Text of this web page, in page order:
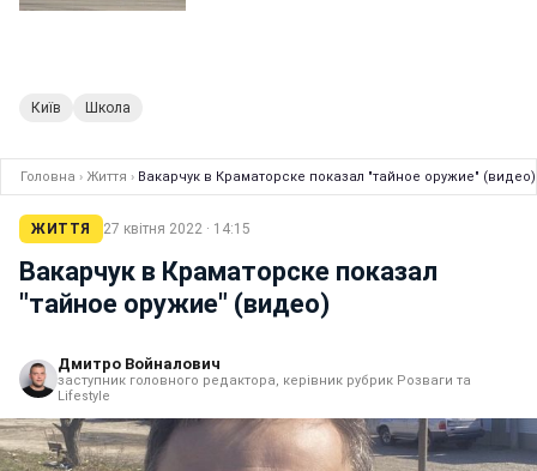
Київ Школа
Головна › Життя › Вакарчук в Краматорске показал "тайное оружие" (видео)
ЖИТТЯ 27 квітня 2022 · 14:15
Вакарчук в Краматорске показал
"тайное оружие" (видео)
Дмитро Войналович
заступник головного редактора, керівник рубрик Розваги та
Lifestyle